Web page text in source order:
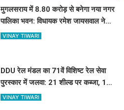
मुगलसराय में 8.80 करोड़ से बनेगा नया नगर
पालिका भवन: विधायक रमेश जायसवाल ने
किया भूमि पूजन
VINAY TIWARI
DDU रेल मंडल का 71वें विशिष्ट रेल सेवा
पुरस्कार में जलवा: 21 शील्ड पर कब्जा, 16
रेलकर्मी भी सम्मानित
VINAY TIWARI